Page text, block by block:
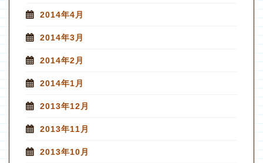
2014年4月
2014年3月
2014年2月
2014年1月
2013年12月
2013年11月
2013年10月